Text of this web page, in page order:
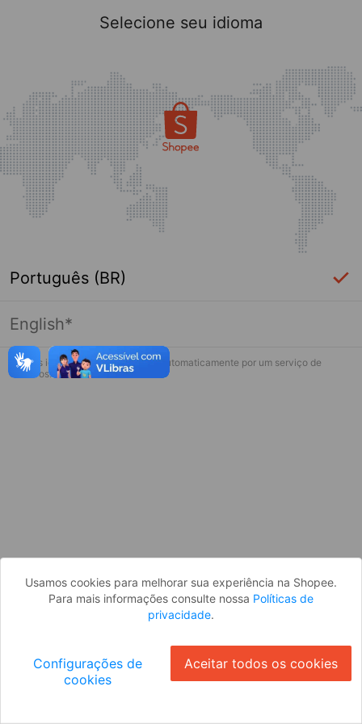
Página indisponível
Desculpe, algo deu errado. Faça login
Selecione seu idioma
Português (BR)
English*
* Esses idiomas serão traduzidos automaticamente por um serviço de
terceiros.
Usamos cookies para melhorar sua experiência na Shopee.
Para mais informações consulte nossa Políticas de
privacidade.
Configurações de
cookies
Aceitar todos os cookies